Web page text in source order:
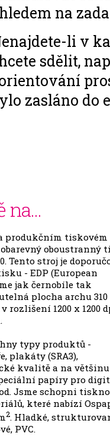
na
li v
sdělit,
zasláno do
produkčním tiskovém
oboustranný
Tento stroj je
- EDP (European
jak černobíle tak
plocha archu
rozlišení 1200 x 1200
typy produktů -
plakáty (SRA3),
kvalitě a na většinu
papíry pro
Jsme schopni
které nabízí
2. Hladké,
PVC.